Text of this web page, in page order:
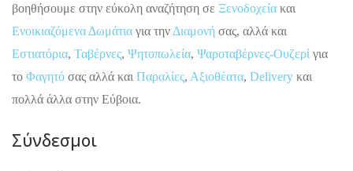
βοηθήσουμε στην εύκολη αναζήτηση σε Ξενοδοχεία και
Ενοικιαζόμενα Δωμάτια για την Διαμονή σας, αλλά και
Εστιατόρια, Ταβέρνες, Ψητοπωλεία, Ψαροταβέρνες-Ουζερί για
το Φαγητό σας αλλά και Παραλίες, Αξιοθέατα, Delivery και
πολλά άλλα στην Εύβοια.
Σύνδεσμοι